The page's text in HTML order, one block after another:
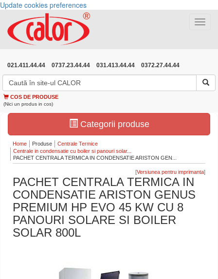
Update cookies preferences
Toggle
021.411.44.44 0737.23.44.44 031.413.44.44 0372.27.44.44
COS DE PRODUSE
(Nici un produs in cos)
Categorii produse
Home Produse
Centrale Termice
Centrale in condensatie cu boiler si panouri solar...
PACHET CENTRALA TERMICA IN CONDENSATIE ARISTON GEN...
[ ]
PACHET CENTRALA TERMICA IN
CONDENSATIE ARISTON GENUS
PREMIUM HP EVO 45 KW CU 8
PANOURI SOLARE SI BOILER
SOLAR 800L